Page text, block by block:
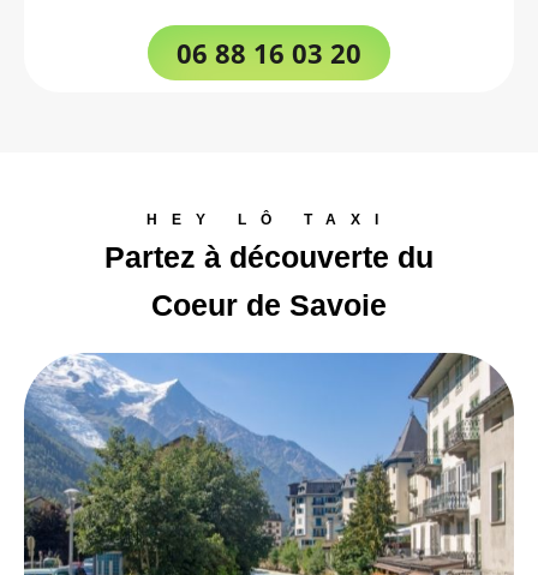
06 88 16 03 20
HEY LÔ TAXI
Partez à découverte du
Coeur de Savoie